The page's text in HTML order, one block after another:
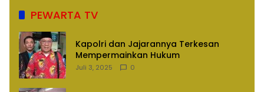
PEWARTA TV
Kapolri dan Jajarannya Terkesan
Mempermainkan Hukum
Juli 3, 2025 0